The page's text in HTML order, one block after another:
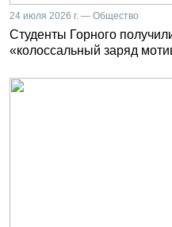
24 июля 2026 г. — Общество
Студенты Горного
«колоссальный заряд